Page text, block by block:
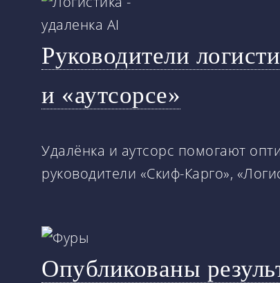
Руководители
и «аутсорсе»
Удалёнка и аутсорс помогают
руководители «Скиф-Карго»,
Опубликованы